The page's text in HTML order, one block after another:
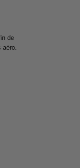
de
aéro.